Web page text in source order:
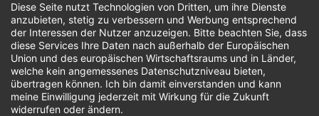
Diese Seite nutzt Technologien von Dritten, um ihre Dienste
anzubieten, stetig zu verbessern und Werbung entsprechend
der Interessen der Nutzer anzuzeigen. Bitte beachten Sie, dass
diese Services Ihre Daten nach außerhalb der Europäischen
Union und des europäischen Wirtschaftsraums und in Länder,
welche kein angemessenes Datenschutzniveau bieten,
übertragen können. Ich bin damit einverstanden und kann
meine Einwilligung jederzeit mit Wirkung für die Zukunft
widerrufen oder ändern.